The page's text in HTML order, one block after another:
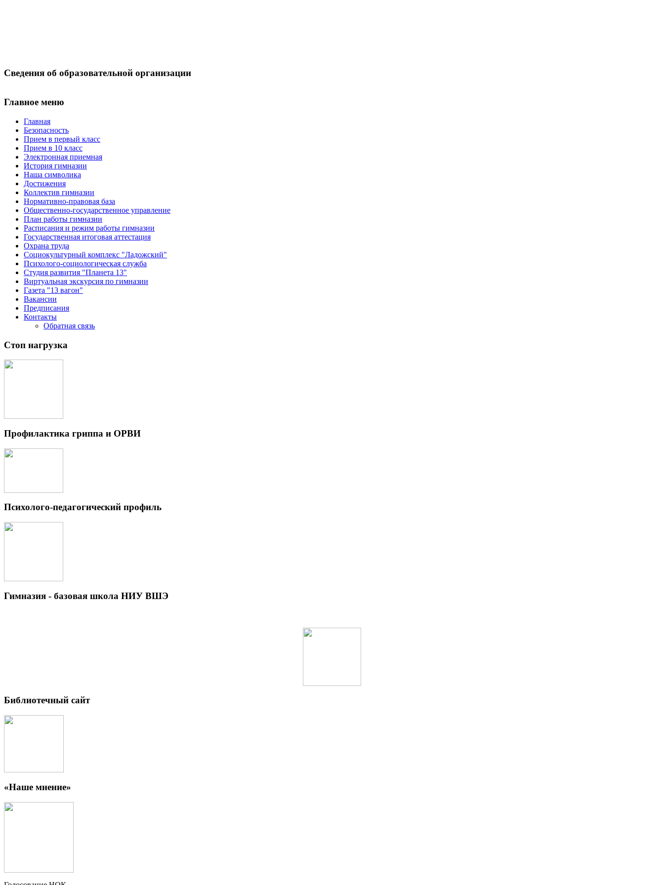
Сведения об образовательной организации
Главное меню
Главная
Безопасность
Прием в первый класс
Прием в 10 класс
Электронная приемная
История гимназии
Наша символика
Достижения
Коллектив гимназии
Нормативно-правовая база
Общественно-государственное управление
План работы гимназии
Расписания и режим работы гимназии
Государственная итоговая аттестация
Охрана труда
Социокультурный комплекс "Ладожский"
Психолого-социологическая служба
Студия развития "Планета 13"
Виртуальная экскурсия по гимназии
Газета "13 вагон"
Вакансии
Предписания
Контакты
Обратная связь
Стоп нагрузка
Профилактика гриппа и ОРВИ
Психолого-педагогический профиль
Гимназия - базовая школа НИУ ВШЭ
Библиотечный сайт
«Наше мнение»